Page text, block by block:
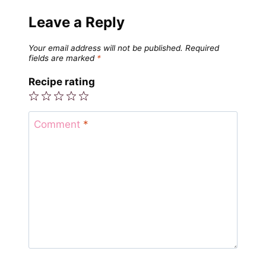
Leave a Reply
Your email address will not be published. Required
fields are marked *
Recipe rating
5
Stars
4
Stars
3
Stars
2
Stars
1
Star
Comment *